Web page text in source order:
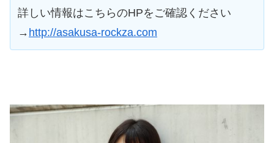
詳しい情報はこちらのHPをご確認ください
→ http://asakusa-rockza.com